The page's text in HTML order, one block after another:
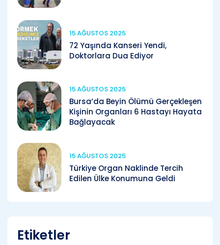
15 AĞUSTOS 2025
72 Yaşında Kanseri Yendi,
Doktorlara Dua Ediyor
15 AĞUSTOS 2025
Bursa’da Beyin Ölümü Gerçekleşen
Kişinin Organları 6 Hastayı Hayata
Bağlayacak
15 AĞUSTOS 2025
Türkiye Organ Naklinde Tercih
Edilen Ülke Konumuna Geldi
Etiketler